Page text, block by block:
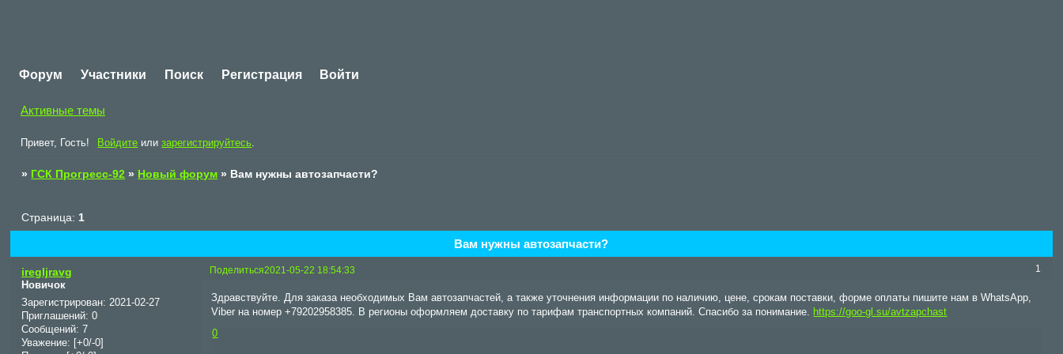
Форум Участники Поиск Регистрация Войти
Активные темы
Привет, Гость! Войдите илизарегистрируйтесь
» ГСК Прогресс-92 » Новый форум » Вам нужны автозапчасти?
Вам нужны автозапчасти?
Страница: 1
Поделиться 1
2021-05-22 18:54:33
iregljravg
Новичок
Зарегистрирован: 2021-02-27
Приглашений: 0
Сообщений: 7
Уважение:
[+0/-0]
Здравствуйте. Для заказа необходимых Вам автозапчастей, а также уточнения информации по наличию, цене, срокам поставки, форме оплаты пишите нам в WhatsApp,
Viber на номер +79202958385. В регионы оформляем доставку по тарифам транспортных компаний. Спасибо за понимание.
https://goo-gl.su/avtzapchast
0